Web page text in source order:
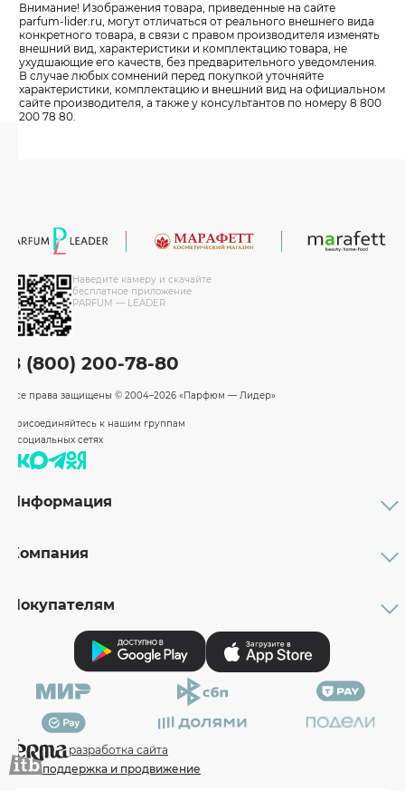
Внимание! Изображения товара, приведенные на сайте
parfum-lider.ru, могут отличаться от реального внешнего вида
конкретного товара, в связи с правом производителя изменять
внешний вид, характеристики и комплектацию товара, не
ухудшающие его качеств, без предварительного уведомления.
В случае любых сомнений перед покупкой уточняйте
характеристики, комплектацию и внешний вид на официальном
сайте производителя, а также у консультантов по номеру 8 800
200 78 80.
Наведите камеру и скачайте
бесплатное приложение
PARFUM — LEADER
8 (800) 200-78-80
Все права защищены © 2004–2026 «Парфюм — Лидер»
Присоединяйтесь к нашим группам
в социальных сетях
Информация
Бренды
Правовая информация
Компания
Вакансии
Наши магазины
Рейтинг товаров
Покупателям
О дисконтных картах
О подарочных сертификатах
Проверить баланс подарочного сертификата
разработка сайта
поддержка и продвижение